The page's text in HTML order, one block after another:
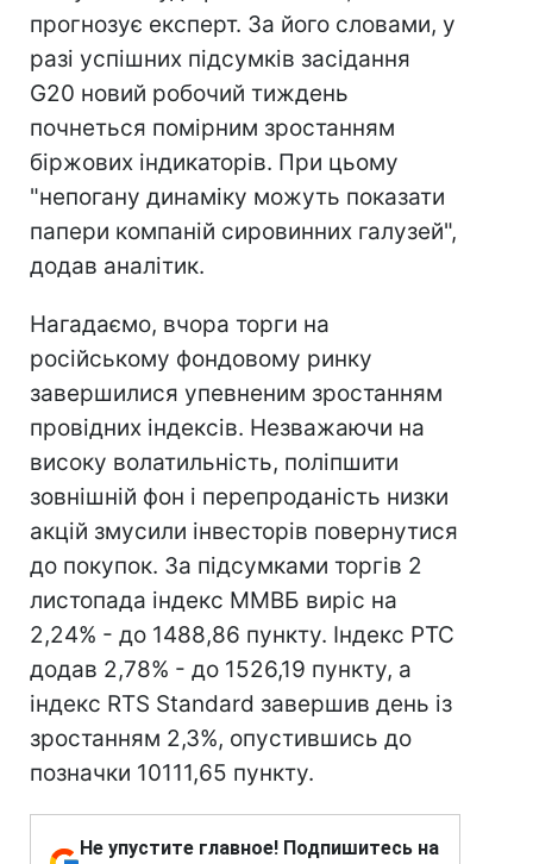
прогнозує експерт. За його словами, у
разі успішних підсумків засідання
G20 новий робочий тиждень
почнеться помірним зростанням
біржових індикаторів. При цьому
"непогану динаміку можуть показати
папери компаній сировинних галузей",
додав аналітик.
Нагадаємо, вчора торги на
російському фондовому ринку
завершилися упевненим зростанням
провідних індексів. Незважаючи на
високу волатильність, поліпшити
зовнішній фон і перепроданість низки
акцій змусили інвесторів повернутися
до покупок. За підсумками торгів 2
листопада індекс ММВБ виріс на
2,24% - до 1488,86 пункту. Індекс РТС
додав 2,78% - до 1526,19 пункту, а
індекс RTS Standard завершив день із
зростанням 2,3%, опустившись до
позначки 10111,65 пункту.
Не упустите главное! Подпишитесь на